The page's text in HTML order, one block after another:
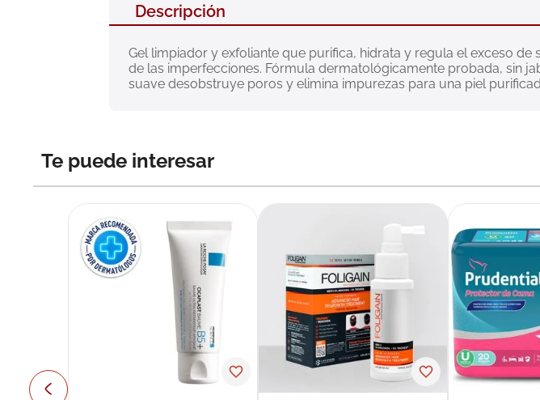
Descripción
Gel limpiador y exfoliante que purifica, hidrata y regula el exceso
de las imperfecciones. Fórmula dermatológicamente probada, sin
suave desobstruye poros y elimina impurezas para una piel
Te puede interesar